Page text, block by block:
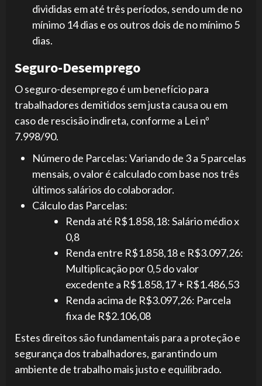
divididas em até três períodos, sendo um de no
mínimo 14 dias e os outros dois de no mínimo 5
dias.
Seguro-Desemprego
O seguro-desemprego é um benefício para
trabalhadores demitidos sem justa causa ou em
caso de rescisão indireta, conforme a Lei nº
7.998/90.
Número de Parcelas: Variando de 3 a 5 parcelas
mensais, o valor é calculado com base nos três
últimos salários do colaborador.
Cálculo das Parcelas:
Renda até R$1.858,18: Salário médio x
0,8
Renda entre R$1.858,18 e R$3.097,26:
Multiplicação por 0,5 do valor
excedente a R$1.858,17 + R$1.486,53
Renda acima de R$3.097,26: Parcela
fixa de R$2.106,08
Estes direitos são fundamentais para a proteção e
segurança dos trabalhadores, garantindo um
ambiente de trabalho mais justo e equilibrado.